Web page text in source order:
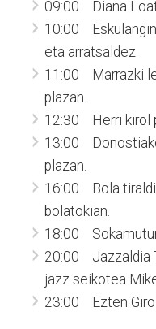
09:00 Diana
10:00
eta arratsaldez.
11:00 Marrazki
plazan.
12:30 Herri kirol
13:00
plazan.
16:00 Bola
bolatokian.
18:00
20:00 Jazzaldia
jazz seikotea
23:00 Ezten Giro